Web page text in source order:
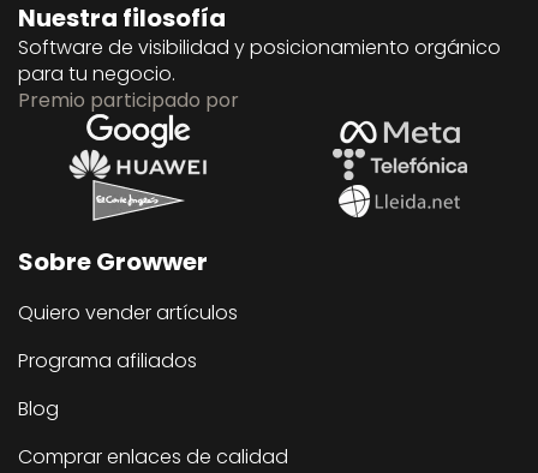
Nuestra filosofía
Software de visibilidad y posicionamiento orgánico
para tu negocio.
Premio participado por
Sobre Growwer
Quiero vender artículos
Programa afiliados
Blog
Comprar enlaces de calidad